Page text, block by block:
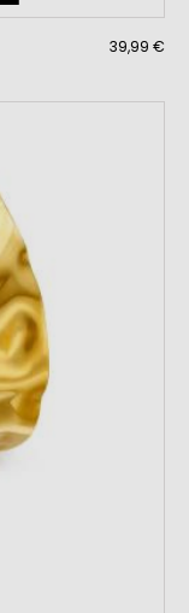
39,99 €